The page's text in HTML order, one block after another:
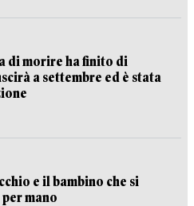
di morire ha finito di
a settembre ed è stata
e il bambino che si
mano